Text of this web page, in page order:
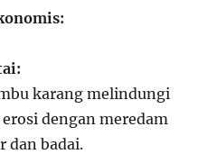
karang melindungi
dengan meredam
dan badai.